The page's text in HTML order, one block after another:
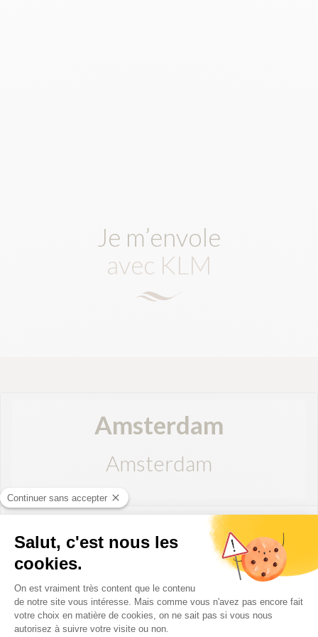
Je m’envole
avec KLM
Amsterdam
Amsterdam
Destination directe au départ de Biarritz avec KLM :
Amsterdam
Informations pratiques pour votre départ :
– Heure limite d’enregistrement : 40 minutes avant le départ
– Heure limite d’embarquement : 15 minutes avant le départ
– Site officiel :www.KLM.fr